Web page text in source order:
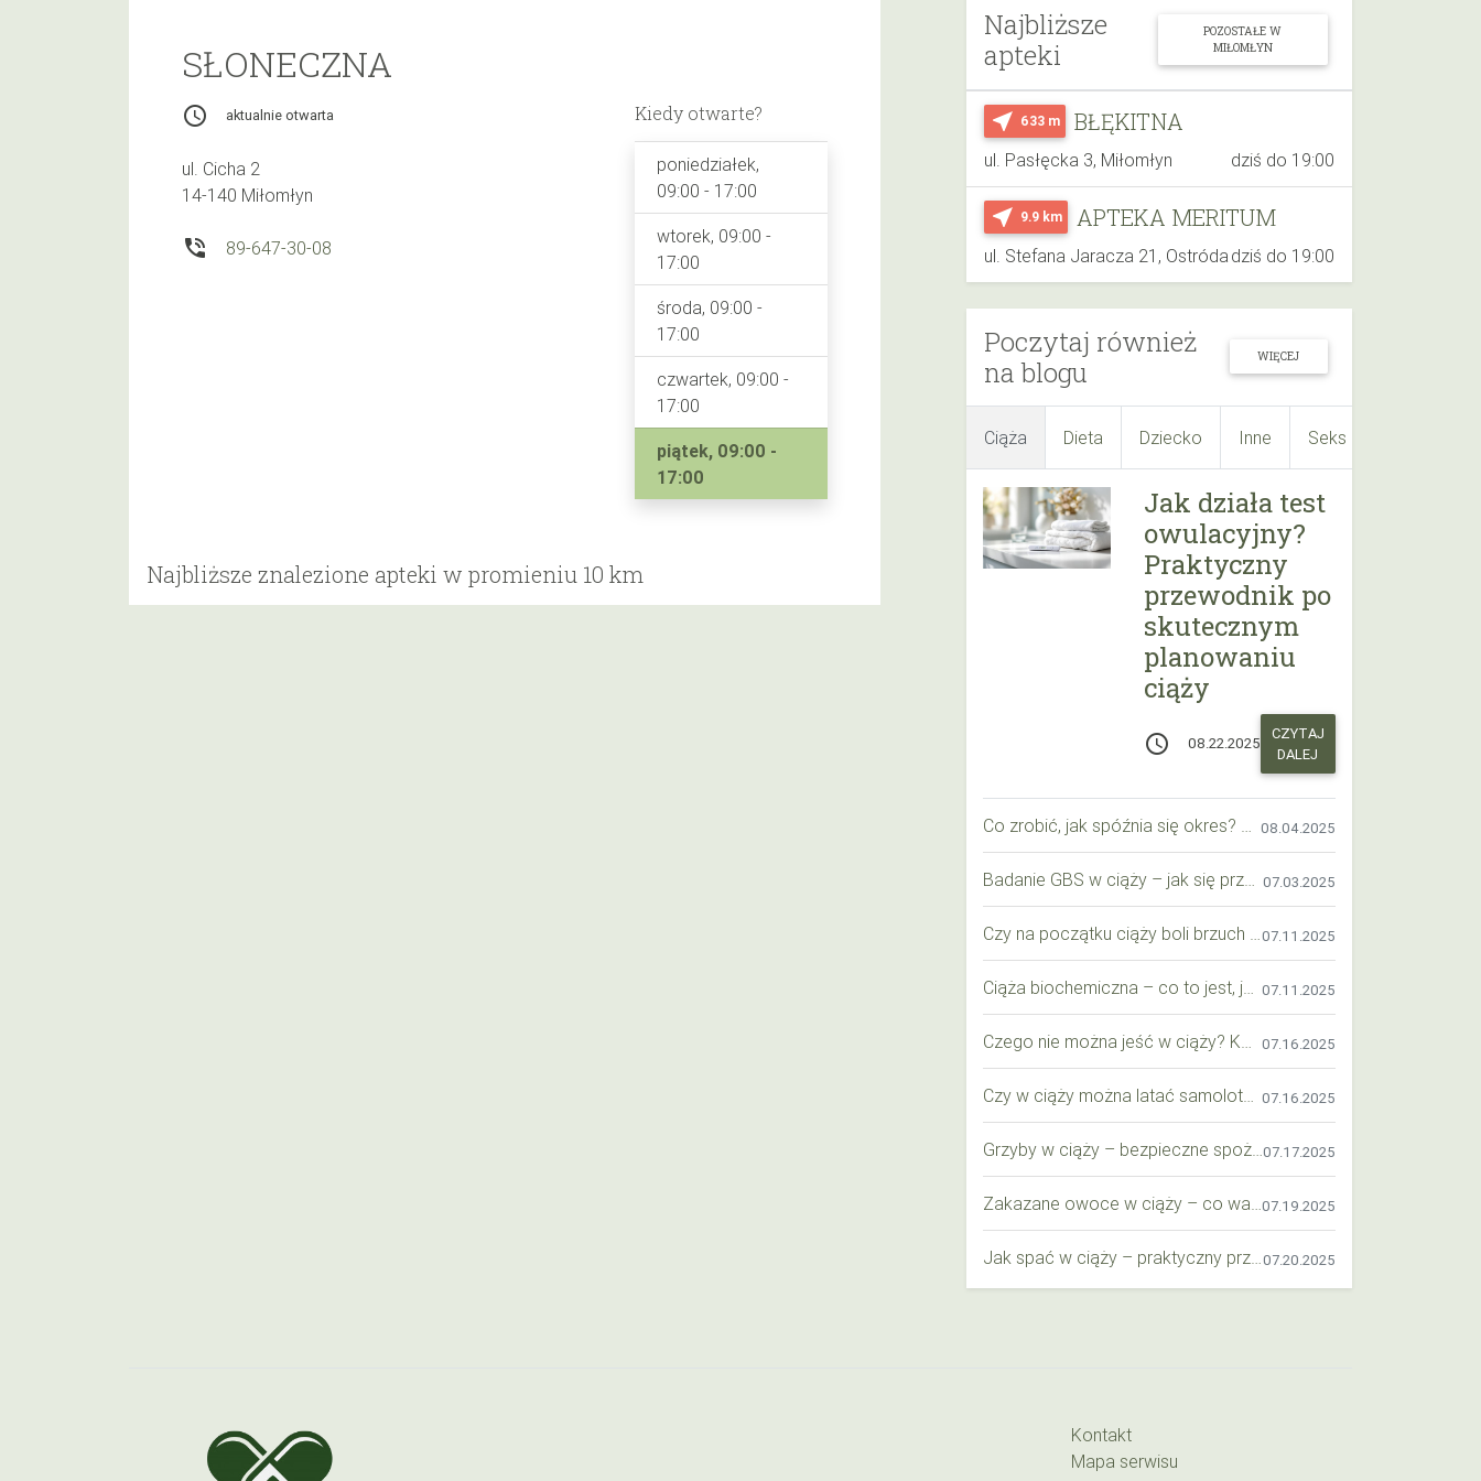
Najbliższe
apteki
POZOSTAŁE W
MIŁOMŁYN
near_me 633 m BŁĘKITNA
ul. Pasłęcka 3, Miłomłyn dziś do 19:00
near_me 9.9 km APTEKA MERITUM
ul. Stefana Jaracza 21, Ostróda dziś do 19:00
Poczytaj również
na blogu
WIĘCEJ
Ciąża Dieta Dziecko Inne Seks
Jak działa test
owulacyjny?
Praktyczny
przewodnik po
skutecznym
planowaniu
ciąży
access_time 08.22.2025
CZYTAJ
DALEJ
08.04.2025
07.03.2025
07.11.2025
07.11.2025
07.16.2025
07.16.2025
07.17.2025
07.19.2025
07.20.2025
SŁONECZNA
access_time aktualnie otwarta
ul. Cicha 2
14-140 Miłomłyn
phone_in_talk 89-647-30-08
Kiedy otwarte?
poniedziałek,
09:00 - 17:00
wtorek, 09:00 -
17:00
środa, 09:00 -
17:00
czwartek, 09:00 -
17:00
piątek, 09:00 -
17:00
Najbliższe znalezione apteki w promieniu 10 km
Kontakt
Mapa serwisu